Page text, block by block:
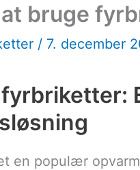
bruge
/ 7. december
fyrbriketter:
en populær